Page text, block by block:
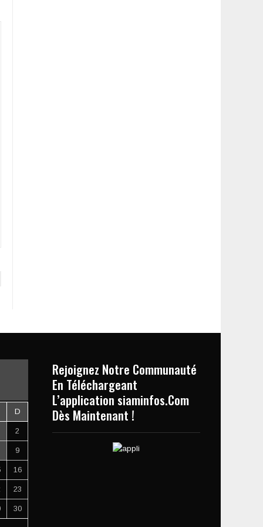
D
2
9
16
23
30
Rejoignez Notre Communauté
En Téléchargeant
L’application siaminfos.Com
Dès Maintenant !